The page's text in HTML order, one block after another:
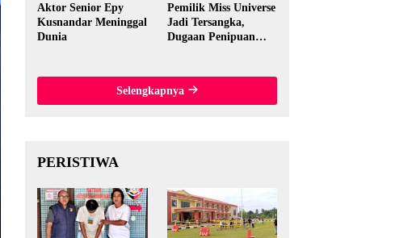
Aktor Senior Epy
Kusnandar Meninggal
Dunia
Pemilik Miss Universe
Jadi Tersangka,
Dugaan Penipuan
Thailand
Selengkapnya
PERISTIWA